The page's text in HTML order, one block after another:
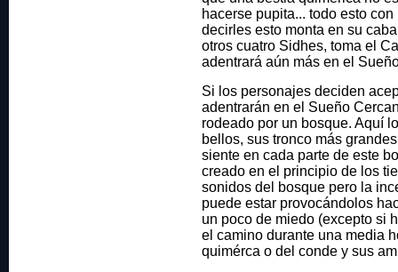
hacerse pupita... todo esto
decirles esto monta en su
otros cuatro Sidhes, toma el
adentrará aún más en el
Si los personajes deciden
adentrarán en el Sueño
rodeado por un bosque. Aquí
bellos, sus tronco más
siente en cada parte de este
creado en el principio de los
sonidos del bosque pero la
puede estar provocándolos
un poco de miedo (excepto si
el camino durante una media
quimérca o del conde y sus